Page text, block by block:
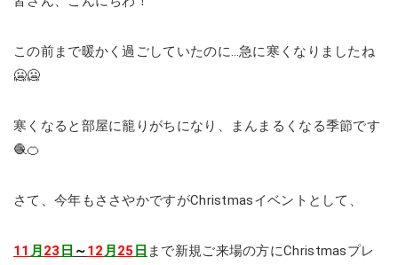
この前まで暖かく過ごしていたのに…急に寒くなりましたね
🥶🥶
寒くなると部屋に籠りがちになり、まんまるくなる季節です
🧶🍊
さて、今年もささやかですがChristmasイベントとして、
11 月 23 日 ～12 月 25 日 まで新規ご来場の方にChristmasプレ